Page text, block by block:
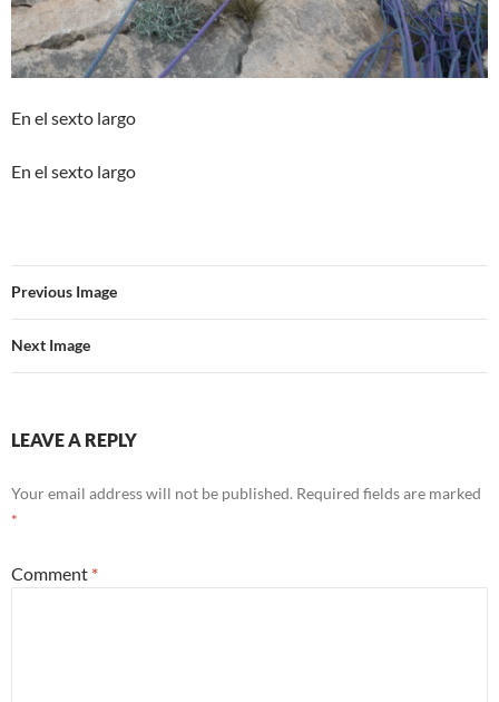
En el sexto largo
En el sexto largo
Previous Image
Next Image
LEAVE A REPLY
Your email address will not be published. Required fields are marked
*
Comment *